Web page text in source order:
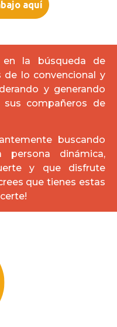
aquí
la búsqueda de
de lo convencional y
y generando
compañeros de
buscando
dinámica,
y que disfrute
que tienes estas